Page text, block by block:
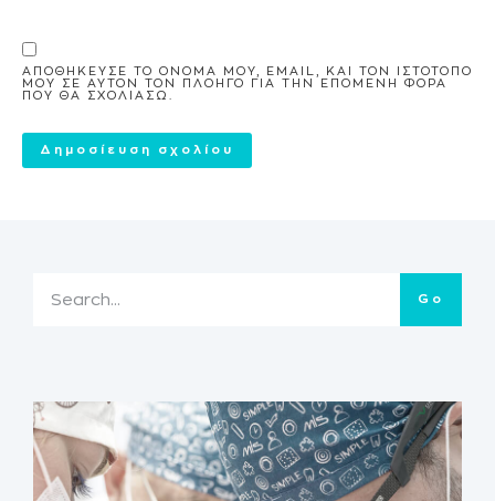
ΑΠΟΘΉΚΕΥΣΕ ΤΟ ΌΝΟΜΆ ΜΟΥ, EMAIL, ΚΑΙ ΤΟΝ ΙΣΤΌΤΟΠΟ
ΜΟΥ ΣΕ ΑΥΤΌΝ ΤΟΝ ΠΛΟΗΓΌ ΓΙΑ ΤΗΝ ΕΠΌΜΕΝΗ ΦΟΡΆ
ΠΟΥ ΘΑ ΣΧΟΛΙΆΣΩ.
Go